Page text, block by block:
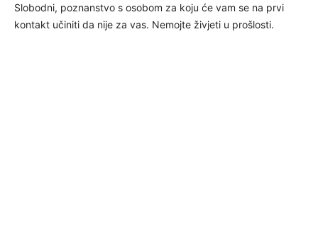
Slobodni, poznanstvo s osobom za koju će vam se na prvi
kontakt učiniti da nije za vas. Nemojte živjeti u prošlosti.